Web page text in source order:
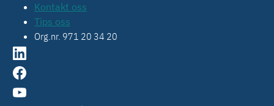
Kontakt oss
Tips oss
Org.nr. 971 20 34 20